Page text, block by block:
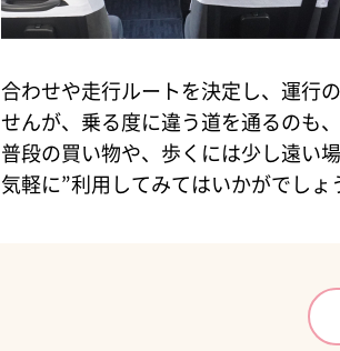
合わせや走行ルートを決定し、運行
せんが、乗る度に違う道を通るのも
普段の買い物や、歩くには少し遠い
気軽に”利用してみてはいかがでしょ